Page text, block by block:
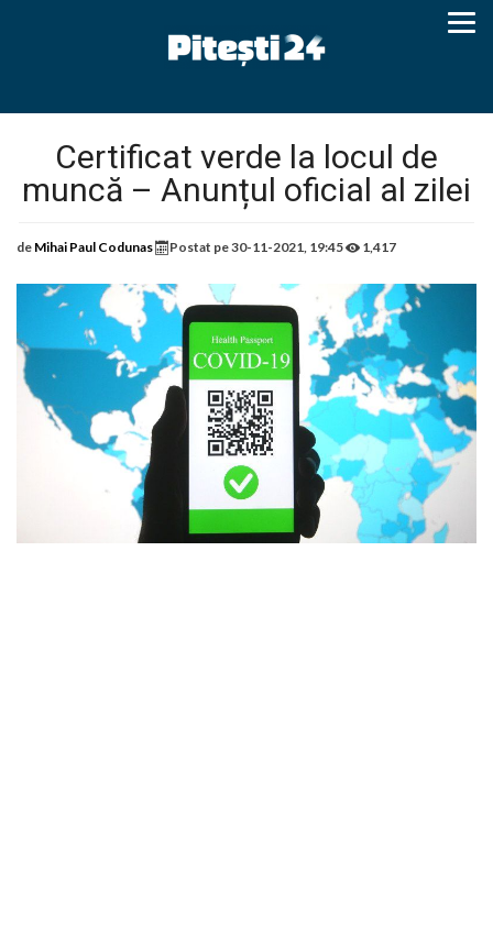
Certificat verde la locul de
muncă – Anunțul oficial al zilei
de Mihai Paul Codunas Postat pe30-11-2021, 19:45 1,417